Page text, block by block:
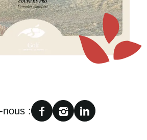
nous :